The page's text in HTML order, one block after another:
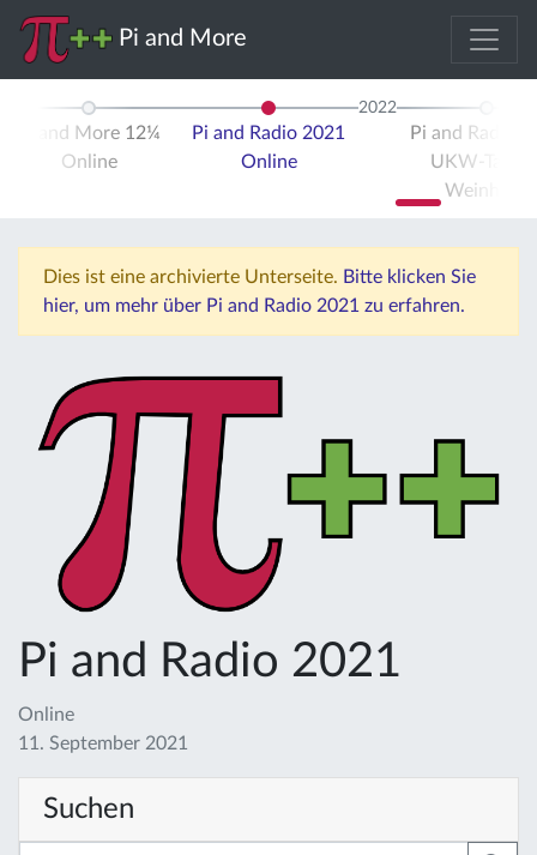
Pi and More
Pi and More 12¼
Online
Pi and Radio 2021
Online
2022
Pi and Radio
UKW-
Weinheim
Dies ist eine archivierte Unterseite. Bitte klicken Sie
hier, um mehr über Pi and Radio 2021 zu erfahren.
Pi and Radio 2021
Online
11. September 2021
Suchen